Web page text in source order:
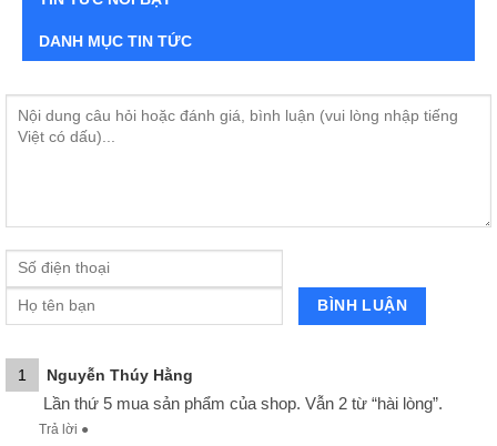
DANH MỤC TIN TỨC
1 Nguyễn Thúy Hằng
Lần thứ 5 mua sản phẩm của shop. Vẫn 2 từ “hài lòng”.
Trả lời ●